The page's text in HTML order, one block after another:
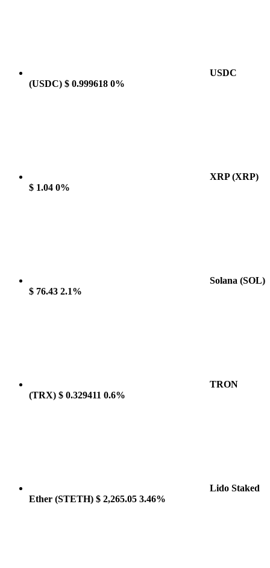
USDC
(USDC) $ 0.999618 0%
XRP(XRP)
$ 1.04 0%
Solana (SOL)
$ 76.43 2.1%
TRON
(TRX) $ 0.329411 0.6%
Lido Staked
Ether (STETH) $ 2,265.05 3.46%